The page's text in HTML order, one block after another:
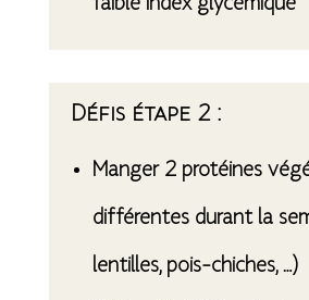
faible index glycémique
Défis étape 2 :
Manger 2 protéines
différentes durant la
lentilles, pois-chiches, …)